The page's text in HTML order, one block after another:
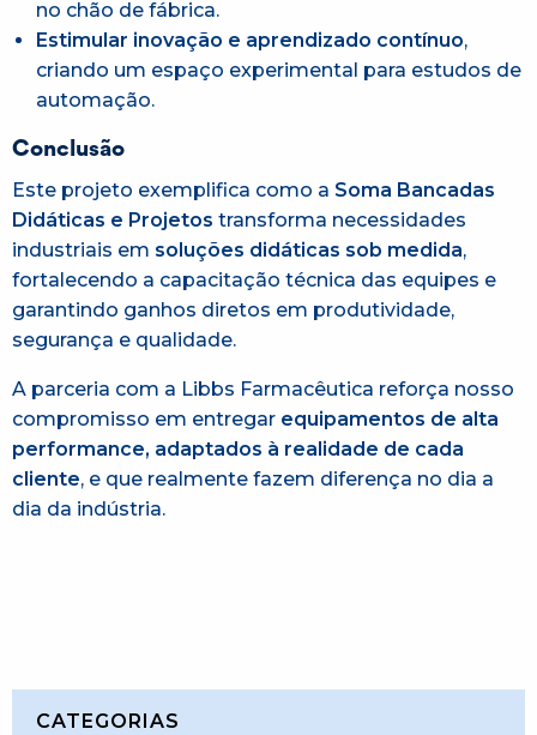
no chão de fábrica.
Estimular inovação e aprendizado contínuo,
criando um espaço experimental para estudos de
automação.
Conclusão
Este projeto exemplifica como a Soma Bancadas
Didáticas e Projetos transforma necessidades
industriais em soluções didáticas sob medida,
fortalecendo a capacitação técnica das equipes e
garantindo ganhos diretos em produtividade,
segurança e qualidade.
A parceria com a Libbs Farmacêutica reforça nosso
compromisso em entregar equipamentos de alta
performance, adaptados à realidade de cada
cliente, e que realmente fazem diferença no dia a
dia da indústria.
CATEGORIAS